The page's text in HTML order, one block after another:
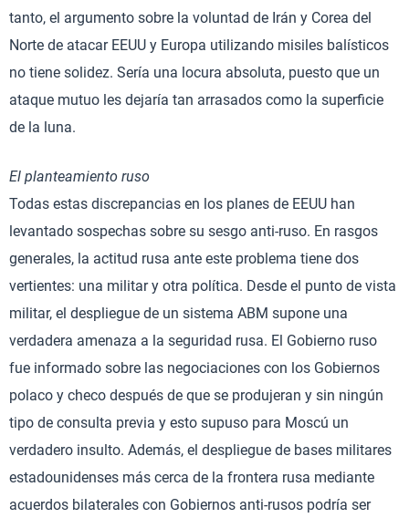
tanto, el argumento sobre la voluntad de Irán y Corea del
Norte de atacar EEUU y Europa utilizando misiles balísticos
no tiene solidez. Sería una locura absoluta, puesto que un
ataque mutuo les dejaría tan arrasados como la superficie
de la luna.
El planteamiento ruso
Todas estas discrepancias en los planes de EEUU han
levantado sospechas sobre su sesgo anti-ruso. En rasgos
generales, la actitud rusa ante este problema tiene dos
vertientes: una militar y otra política. Desde el punto de vista
militar, el despliegue de un sistema ABM supone una
verdadera amenaza a la seguridad rusa. El Gobierno ruso
fue informado sobre las negociaciones con los Gobiernos
polaco y checo después de que se produjeran y sin ningún
tipo de consulta previa y esto supuso para Moscú un
verdadero insulto. Además, el despliegue de bases militares
estadounidenses más cerca de la frontera rusa mediante
acuerdos bilaterales con Gobiernos anti-rusos podría ser